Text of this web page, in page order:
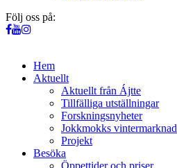
Följ oss på:
Hem
Aktuellt
Aktuellt från Ájtte
Tillfälliga utställningar
Forskningsnyheter
Jokkmokks vintermarknad
Projekt
Besöka
Öppettider och priser